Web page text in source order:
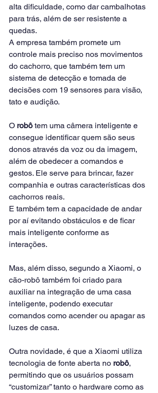
alta dificuldade, como dar cambalhotas
para trás, além de ser resistente a
quedas.
A empresa também promete um
controle mais preciso nos movimentos
do cachorro, que também tem um
sistema de detecção e tomada de
decisões com 19 sensores para visão,
tato e audição.
O robô tem uma câmera inteligente e
consegue identificar quem são seus
donos através da voz ou da imagem,
além de obedecer a comandos e
gestos. Ele serve para brincar, fazer
companhia e outras características dos
cachorros reais.
E também tem a capacidade de andar
por aí evitando obstáculos e de ficar
mais inteligente conforme as
interações.
Mas, além disso, segundo a Xiaomi, o
cão-robô também foi criado para
auxiliar na integração de uma casa
inteligente, podendo executar
comandos como acender ou apagar as
luzes de casa.
Outra novidade, é que a Xiaomi utiliza
tecnologia de fonte aberta no robô,
permitindo que os usuários possam
“customizar” tanto o hardware como as